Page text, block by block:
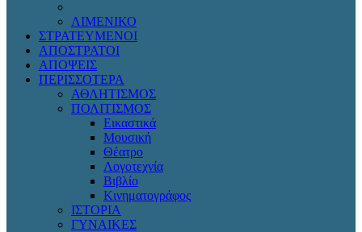
ΛΙΜΕΝΙΚΟ
ΣΤΡΑΤΕΥΜΕΝΟΙ
ΑΠΟΣΤΡΑΤΟΙ
ΑΠΟΨΕΙΣ
ΠΕΡΙΣΣΟΤΕΡΑ
ΑΘΛΗΤΙΣΜΟΣ
ΠΟΛΙΤΙΣΜΟΣ
Εικαστικά
Μουσική
Θέατρο
Λογοτεχνία
Βιβλίο
Κινηματογράφος
ΙΣΤΟΡΙΑ
ΓΥΝΑΙΚΕΣ